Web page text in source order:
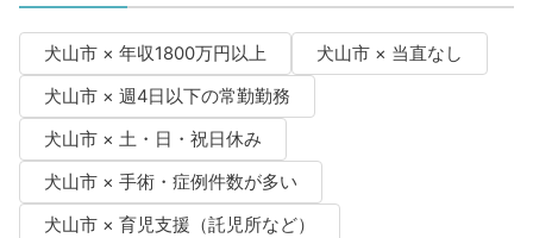
犬山市 × 年収1800万円以上
犬山市 × 当直なし
犬山市 × 週4日以下の常勤勤務
犬山市 × 土・日・祝日休み
犬山市 × 手術・症例件数が多い
犬山市 × 育児支援（託児所など）